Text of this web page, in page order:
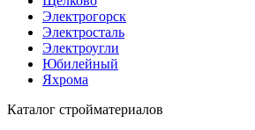
Электрогорск
Электросталь
Электроугли
Юбилейный
Яхрома
Каталог стройматериалов